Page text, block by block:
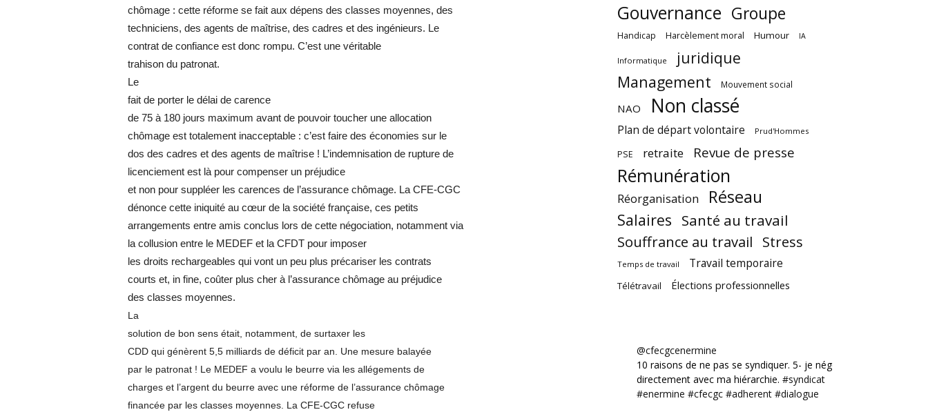
chômage : cette réforme se fait aux dépens des classes moyennes, des
techniciens, des agents de maîtrise, des cadres et des ingénieurs. Le
contrat de confiance est donc rompu. C’est une véritable
trahison du patronat.
Le
fait de porter le délai de carence
de 75 à 180 jours maximum avant de pouvoir toucher une allocation
chômage est totalement inacceptable : c’est faire des économies sur le
dos des cadres et des agents de maîtrise ! L’indemnisation de rupture de
licenciement est là pour compenser un préjudice
et non pour suppléer les carences de l’assurance chômage. La CFE-CGC
dénonce cette iniquité au cœur de la société française, ces petits
arrangements entre amis conclus lors de cette négociation, notamment via
la collusion entre le MEDEF et la CFDT pour imposer
les droits rechargeables qui vont un peu plus précariser les contrats
courts et, in fine, coûter plus cher à l’assurance chômage au préjudice
des classes moyennes.
La
solution de bon sens était, notamment, de surtaxer les
CDD qui génèrent 5,5 milliards de déficit par an. Une mesure balayée
par le patronat ! Le MEDEF a voulu le beurre via les allégements de
charges et l’argent du beurre avec une réforme de l’assurance chômage
financée par les classes moyennes. La CFE-CGC refuse
Gouvernance Groupe
Handicap Harcèlement moral Humour IA
Informatique
juridique
Management
Mouvement social
NAO Non classé
Plan de départ volontaire Prud'Hommes
PSE retraite Revue de presse
Rémunération
Réorganisation Réseau
Salaires Santé au travail
Souffrance au travail Stress
Temps de travail Travail temporaire
Télétravail Élections professionnelles
@cfecgcenermine
10 raisons de ne pas se syndiquer. 5- je négocie
directement avec ma hiérarchie. #syndicat
#enermine #cfecgc #adherent #dialogue